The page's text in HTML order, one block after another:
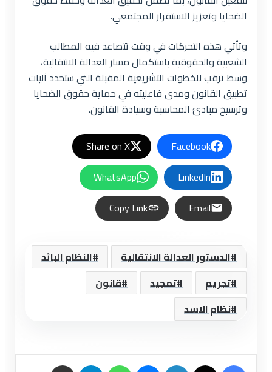
الضحايا وتعزيز الاستقرار المجتمعي.
وتأتي هذه التحركات في وقت تتصاعد فيه المطالب
الشعبية والحقوقية باستكمال مسار العدالة الانتقالية،
وسط ترقب للخطوات التشريعية المقبلة التي ستحدد آليات
تطبيق القانون ومدى فاعليته في حماية حقوق الضحايا
وترسيخ مبادئ المحاسبة وسيادة القانون.
Facebook
Share on X
LinkedIn
WhatsApp
Email
Copy Link
الدستور العدالة الانتقالية
النظام البائد
تجريم
تمجيد
قانون
نظام الاسد
فيسبوك لينكدإن ماسنجر واتساب تيلقرام